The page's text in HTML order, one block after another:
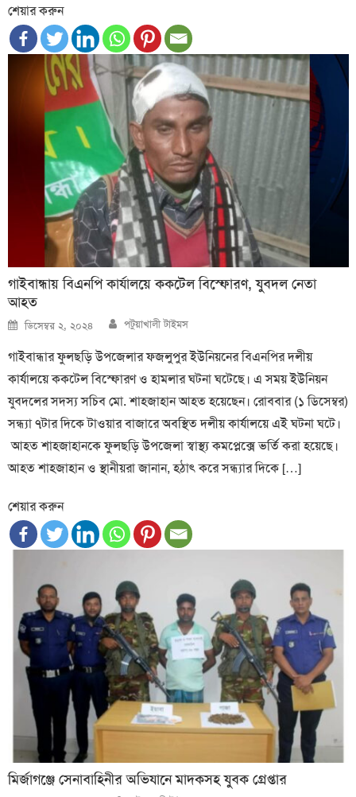
শেয়ার করুন
গাইবান্ধায় বিএনপি কার্যালয়ে ককটেল বিস্ফোরণ, যুবদল নেতা
আহত
Posted
on
ডিসেম্বর ২, ২০২৪ Author
পটুয়াখালী টাইমস
গাইবান্ধার ফুলছড়ি উপজেলার ফজলুপুর ইউনিয়নের বিএনপির দলীয়
কার্যালয়ে ককটেল বিস্ফোরণ ও হামলার ঘটনা ঘটেছে। এ সময় ইউনিয়ন
যুবদলের সদস্য সচিব মো. শাহজাহান আহত হয়েছেন। রোববার (১ ডিসেম্বর)
সন্ধ্যা ৭টার দিকে টাওয়ার বাজারে অবস্থিত দলীয় কার্যালয়ে এই ঘটনা ঘটে।
আহত শাহজাহানকে ফুলছড়ি উপজেলা স্বাস্থ্য কমপ্লেক্সে ভর্তি করা হয়েছে।
আহত শাহজাহান ও স্থানীয়রা জানান, হঠাৎ করে সন্ধ্যার দিকে […]
শেয়ার করুন
মির্জাগঞ্জে সেনাবাহিনীর অভিযানে মাদকসহ যুবক গ্রেপ্তার